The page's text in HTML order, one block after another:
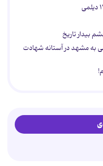
بیدار تاریخ
به مشهد در آستانه شهادت